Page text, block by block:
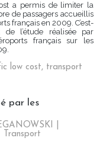
a permis de limiter la
de passagers accueillis
français en 2009. C’est-
l’étude réalisée par
français sur les
low cost, transport
par les
|
Transport